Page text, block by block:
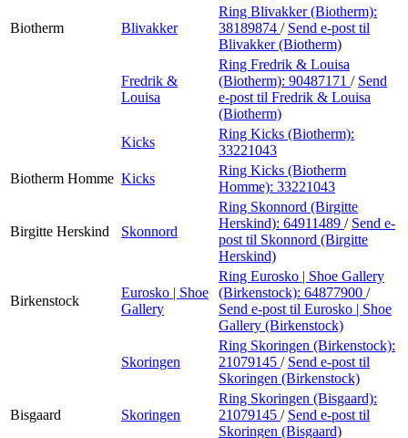
Biotherm Blivakker
Ring Blivakker (Biotherm):
38189874 / Send e-post til
Blivakker (Biotherm)
Fredrik &
Louisa
Ring Fredrik & Louisa
(Biotherm): 90487171 / Send
e-post til Fredrik & Louisa
(Biotherm)
Kicks
Ring Kicks (Biotherm):
33221043
Biotherm Homme Kicks
Ring Kicks (Biotherm
Homme): 33221043
Birgitte Herskind Skonnord
Ring Skonnord (Birgitte
Herskind): 64911489 / Send e-
post til Skonnord (Birgitte
Herskind)
Birkenstock
Eurosko | Shoe
Gallery
Ring Eurosko | Shoe Gallery
(Birkenstock): 64877900 /
Send e-post til Eurosko | Shoe
Gallery (Birkenstock)
Skoringen
Ring Skoringen (Birkenstock):
21079145 / Send e-post til
Skoringen (Birkenstock)
Bisgaard Skoringen
Ring Skoringen (Bisgaard):
21079145 / Send e-post til
Skoringen (Bisgaard)